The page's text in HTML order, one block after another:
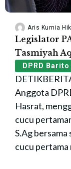
Aris Kurnia
Legislator
Tasmiyah
DPRD
Anggota
Hasrat,
cucu
S.Ag
cucu pertama